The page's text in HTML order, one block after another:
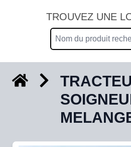
TROUVEZ UNE